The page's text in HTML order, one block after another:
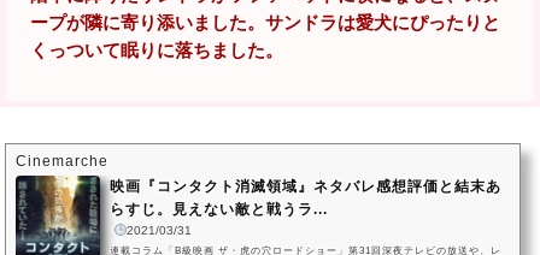
ープが隣に寄り添いました。サンドラは愛犬にぴったりと
くっついて眠りに落ちました。
Cinemarche
映画『コンタクト消滅領域』ネタバレ感想評価と結末あ
らすじ。見えない敵と戦うラ...
2021/03/31
連載コラム「B級映画 ザ・虎の穴ロードショー」第31回深夜テレビの放送や、レ